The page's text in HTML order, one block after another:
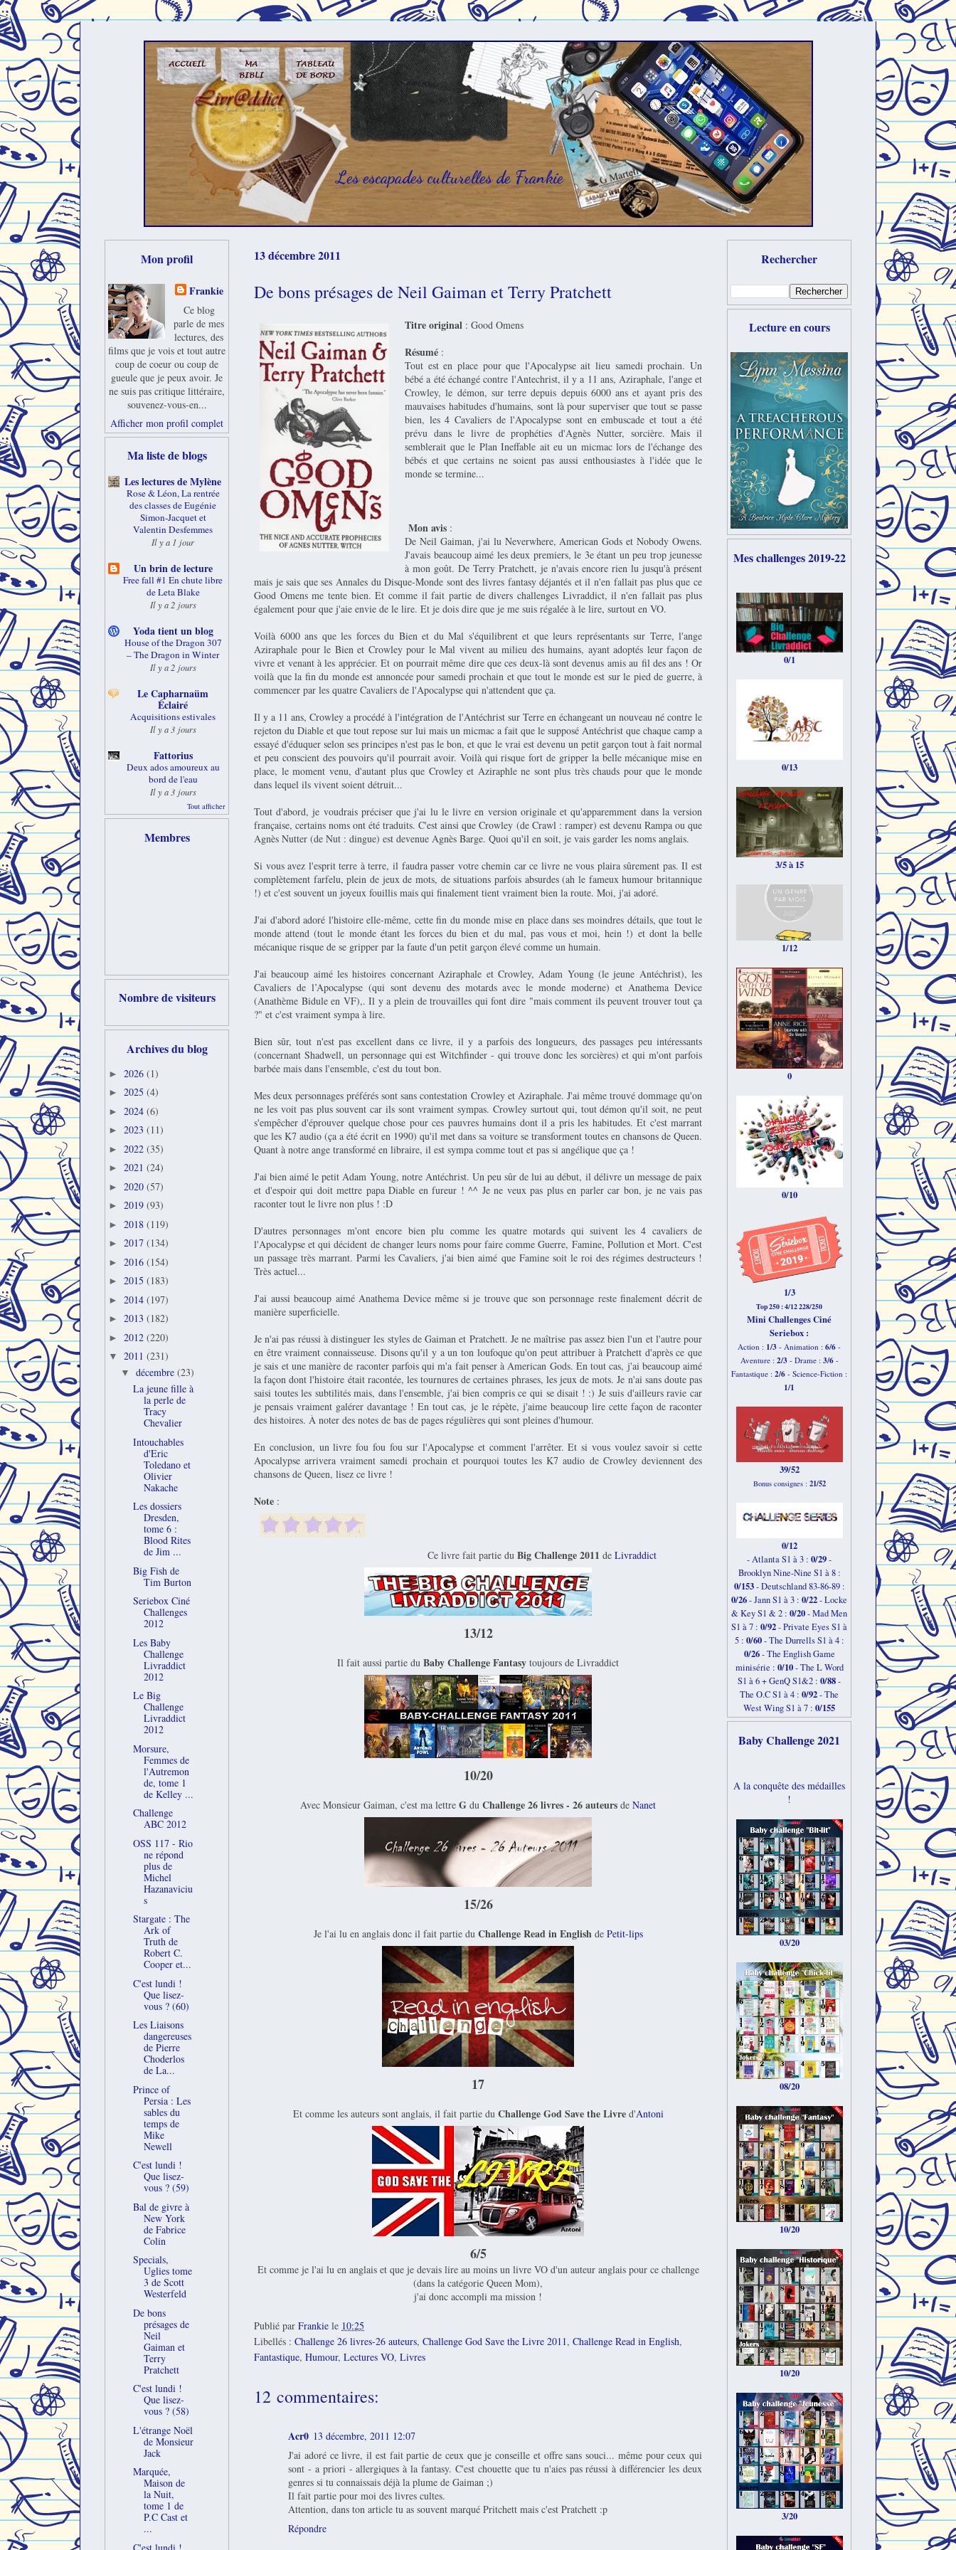
Les escapades culturelles de Frankie
13 décembre 2011
De bons présages de Neil Gaiman et Terry Pratchett
Titre original : Good Omens
Résumé :
Tout est en place pour que l'Apocalypse ait lieu samedi prochain. Un
bébé a été échangé contre l'Antechrist, il y a 11 ans, Aziraphale, l'ange et
Crowley, le démon, sur terre depuis depuis 6000 ans et ayant pris des
mauvaises habitudes d'humains, sont là pour superviser que tout se passe
bien, les 4 Cavaliers de l'Apocalypse sont en embuscade et tout a été
prévu dans le livre de prophéties d'Agnès Nutter, sorcière. Mais il
semblerait que le Plan Ineffable ait eu un micmac lors de l'échange des
bébés et que certains ne soient pas aussi enthousiastes à l'idée que le
monde se termine...
Mon avis :
De Neil Gaiman, j'ai lu Neverwhere, American Gods et Nobody Owens.
J'avais beaucoup aimé les deux premiers, le 3e étant un peu trop jeunesse
à mon goût. De Terry Pratchett, je n'avais encore rien lu jusqu'à présent
mais je sais que ses Annales du Disque-Monde sont des livres fantasy déjantés et il n'en fallait pas plus que ce
Good Omens me tente bien. Et comme il fait partie de divers challenges Livraddict, il n'en fallait pas plus
également pour que j'aie envie de le lire. Et je dois dire que je me suis régalée à le lire, surtout en VO.
Voilà 6000 ans que les forces du Bien et du Mal s'équilibrent et que leurs représentants sur Terre, l'ange
Aziraphale pour le Bien et Crowley pour le Mal vivent au milieu des humains, ayant adoptés leur façon de
vivre et venant à les apprécier. Et on pourrait même dire que ces deux-là sont devenus amis au fil des ans ! Or
voilà que la fin du monde est annoncée pour samedi prochain et que tout le monde est sur le pied de guerre, à
commencer par les quatre Cavaliers de l'Apocalypse qui n'attendent que ça.
Il y a 11 ans, Crowley a procédé à l'intégration de l'Antéchrist sur Terre en échangeant un nouveau né contre le
rejeton du Diable et que tout repose sur lui mais un micmac a fait que le supposé Antéchrist que chaque camp a
essayé d'éduquer selon ses principes n'est pas le bon, et que le vrai est devenu un petit garçon tout à fait normal
et peu conscient des pouvoirs qu'il pourrait avoir. Voilà qui risque fort de gripper la belle mécanique mise en
place, le moment venu, d'autant plus que Crowley et Aziraphle ne sont plus très chauds pour que le monde
dans lequel ils vivent soient détruit...
Tout d'abord, je voudrais préciser que j'ai lu le livre en version originale et qu'apparemment dans la version
française, certains noms ont été traduits. C'est ainsi que Crowley (de Crawl : ramper) est devenu Rampa ou que
Agnès Nutter (de Nut : dingue) est devenue Agnès Barge. Quoi qu'il en soit, je vais garder les noms anglais.
Si vous avez l'esprit terre à terre, il faudra passer votre chemin car ce livre ne vous plaira sûrement pas. Il est
complètement farfelu, plein de jeux de mots, de situations parfois absurdes (ah le fameux humour britannique
!) et c'est souvent un joyeux fouillis mais qui finalement tient vraiment bien la route. Moi, j'ai adoré.
J'ai d'abord adoré l'histoire elle-même, cette fin du monde mise en place dans ses moindres détails, que tout le
monde attend (tout le monde étant les forces du bien et du mal, pas vous et moi, hein !) et dont la belle
mécanique risque de se gripper par la faute d'un petit garçon élevé comme un humain.
J'ai beaucoup aimé les histoires concernant Aziraphale et Crowley, Adam Young (le jeune Antéchrist), les
Cavaliers de l’Apocalypse (qui sont devenu des motards avec le monde moderne) et Anathema Device
(Anathème Bidule en VF),. Il y a plein de trouvailles qui font dire "mais comment ils peuvent trouver tout ça
?" et c'est vraiment sympa à lire.
Bien sûr, tout n'est pas excellent dans ce livre, il y a parfois des longueurs, des passages peu intéressants
(concernant Shadwell, un personnage qui est Witchfinder - qui trouve donc les sorcières) et qui m'ont parfois
barbée mais dans l'ensemble, c'est du tout bon.
Mes deux personnages préférés sont sans contestation Crowley et Aziraphale. J'ai même trouvé dommage qu'on
ne les voit pas plus souvent car ils sont vraiment sympas. Crowley surtout qui, tout démon qu'il soit, ne peut
s'empêcher d'éprouver quelque chose pour ces pauvres humains dont il a pris les habitudes. Et c'est marrant
que les K7 audio (ça a été écrit en 1990) qu'il met dans sa voiture se transforment toutes en chansons de Queen.
Quant à notre ange transformé en libraire, il est sympa comme tout et pas si angélique que ça !
J'ai bien aimé le petit Adam Young, notre Antéchrist. Un peu sûr de lui au début, il délivre un message de paix
et d'espoir qui doit mettre papa Diable en fureur ! ^^ Je ne veux pas plus en parler car bon, je ne vais pas
raconter tout le livre non plus ! :D
D'autres personnages m'ont encore bien plu comme les quatre motards qui suivent les 4 cavaliers de
l'Apocalypse et qui décident de changer leurs noms pour faire comme Guerre, Famine, Pollution et Mort. C'est
un passage très marrant. Parmi les Cavaliers, j'ai bien aimé que Famine soit le roi des régimes destructeurs !
Très actuel...
J'ai aussi beaucoup aimé Anathema Device même si je trouve que son personnage reste finalement décrit de
manière superficielle.
Je n'ai pas réussi à distinguer les styles de Gaiman et Pratchett. Je ne maîtrise pas assez bien l'un et l'autre pour
en être vraiment connaisseuse. Disons qu'il y a un ton loufoque qu'on peut attribuer à Pratchett d'après ce que
je sais et une manière de raconter parfois qui m'a fait penser à American Gods. En tout cas, j'ai beaucoup aimé
la façon dont l'histoire était racontée, les tournures de certaines phrases, les jeux de mots. Je n'ai sans doute pas
saisi toutes les subtilités mais, dans l'ensemble, j'ai bien compris ce qui se disait ! :) Je suis d'ailleurs ravie car
je pensais vraiment galérer davantage ! En tout cas, je le répète, j'aime beaucoup lire cette façon de raconter
des histoires. À noter des notes de bas de pages régulières qui sont pleines d'humour.
En conclusion, un livre fou fou fou sur l'Apocalypse et comment l'arrêter. Et si vous voulez savoir si cette
Apocalypse arrivera vraiment samedi prochain et pourquoi toutes les K7 audio de Crowley deviennent des
chansons de Queen, lisez ce livre !
Note :
Ce livre fait partie du Big Challenge 2011 de Livraddict
13/12
Il fait aussi partie du Baby Challenge Fantasy toujours de Livraddict
10/20
Avec Monsieur Gaiman, c'est ma lettre G du Challenge 26 livres - 26 auteurs de Nanet
15/26
Je l'ai lu en anglais donc il fait partie du Challenge Read in English de Petit-lips
17
Et comme les auteurs sont anglais, il fait partie du Challenge God Save the Livred'Antoni
6/5
Et comme je l'ai lu en anglais et que je devais lire au moins un livre VO d'un auteur anglais pour ce challenge
(dans la catégorie Queen Mom),
j'ai donc accompli ma mission !
Publié par Frankie le 10:25
Libellés : Challenge 26 livres-26 auteurs, Challenge God Save the Livre 2011, Challenge Read in English,
Fantastique, Humour, Lectures VO, Livres
12 commentaires:
Acr0 13 décembre, 2011 12:07
J'ai adoré ce livre, il est fait partie de ceux que je conseille et offre sans souci... même pour ceux qui
sont - a priori - allergiques à la fantasy. C'est chouette que tu n'aies pas réussi à différencier les deux
genres si tu connaissais déjà la plume de Gaiman ;)
Il fait partie pour moi des livres cultes.
Attention, dans ton article tu as souvent marqué Pritchett mais c'est Pratchett :p
Répondre
Mon profil
Frankie
Ce blog
parle de mes
lectures, des
films que je vois et tout autre
coup de coeur ou coup de
gueule que je peux avoir. Je
ne suis pas critique littéraire,
souvenez-vous-en...
Afficher mon profil complet
Ma liste de blogs
Les lectures de Mylène
Rose & Léon, La rentrée
des classes de Eugénie
Simon-Jacquet et
Valentin Desfemmes
Il y a 1 jour
Un brin de lecture
Free fall #1 En chute libre
de Leta Blake
Il y a 2 jours
Yoda tient un blog
House of the Dragon 307
– The Dragon in Winter
Il y a 2 jours
Le Capharnaüm
Éclairé
Acquisitions estivales
Il y a 3 jours
Fattorius
Deux ados amoureux au
bord de l'eau
Il y a 3 jours
Tout afficher
Membres
Nombre de visiteurs
Archives du blog
► 2026 (1)
► 2025 (4)
► 2024 (6)
► 2023 (11)
► 2022 (35)
► 2021 (24)
► 2020 (57)
► 2019 (93)
► 2018 (119)
► 2017 (134)
► 2016 (154)
► 2015 (183)
► 2014 (197)
► 2013 (182)
► 2012 (220)
▼ 2011 (231)
▼ décembre (23)
La jeune fille à
la perle de
Tracy
Chevalier
Intouchables
d'Eric
Toledano et
Olivier
Nakache
Les dossiers
Dresden,
tome 6 :
Blood Rites
de Jim ...
Big Fish de
Tim Burton
Seriebox Ciné
Challenges
2012
Les Baby
Challenge
Livraddict
2012
Le Big
Challenge
Livraddict
2012
Morsure,
Femmes de
l'Autremon
de, tome 1
de Kelley ...
Challenge
ABC 2012
OSS 117 - Rio
ne répond
plus de
Michel
Hazanaviciu
s
Stargate : The
Ark of
Truth de
Robert C.
Cooper et...
C'est lundi !
Que lisez-
vous ? (60)
Les Liaisons
dangereuses
de Pierre
Choderlos
de La...
Prince of
Persia : Les
sables du
temps de
Mike
Newell
C'est lundi !
Que lisez-
vous ? (59)
Bal de givre à
New York
de Fabrice
Colin
Specials,
Uglies tome
3 de Scott
Westerfeld
De bons
présages de
Neil
Gaiman et
Terry
Pratchett
C'est lundi !
Que lisez-
vous ? (58)
L'étrange Noël
de Monsieur
Jack
Marquée,
Maison de
la Nuit,
tome 1 de
P.C Cast et
...
Rechercher
Lecture en cours
Mes challenges 2019-22
0/1
0/13
3/5 à 15
1/12
0
0/10
1/3
Top 250 : 4/12 228/250
Mini Challenges Ciné
Seriebox :
Action : 1/3 - Animation : 6/6 -
Aventure : 2/3- Drame : 3/6-
Fantastique : 2/6 - Science-Fiction :
1/1
39/52
Bonus consignes : 21/52
0/12
- Atlanta S1 à 3 : 0/29-
Brooklyn Nine-Nine S1 à 8 :
0/153- Deutschland 83-86-89 :
0/26-Jann S1 à 3 : 0/22- Locke
& Key S1 & 2 : 0/20- Mad Men
S1 à 7 : 0/92- Private Eyes S1 à
5 : 0/60- The Durrells S1 à 4 :
0/26- The English Game
minisérie : 0/10- The L Word
S1 à 6 + GenQ S1&2 : 0/88-
The O.C S1 à 4 : 0/92- The
West Wing S1 à 7 : 0/155
Baby Challenge 2021
A la conquête des médailles
!
03/20
08/20
10/20
10/20
3/20